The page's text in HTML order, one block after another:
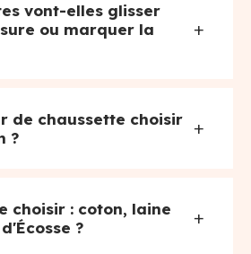
vont-elles glisser
ou marquer la
+
de chaussette choisir
?
+
choisir : coton, laine
?
+